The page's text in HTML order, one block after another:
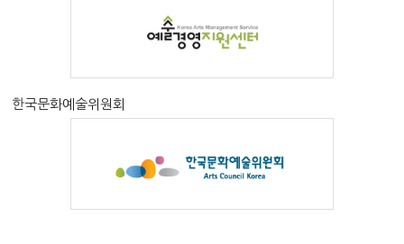
한국문화예술위원회